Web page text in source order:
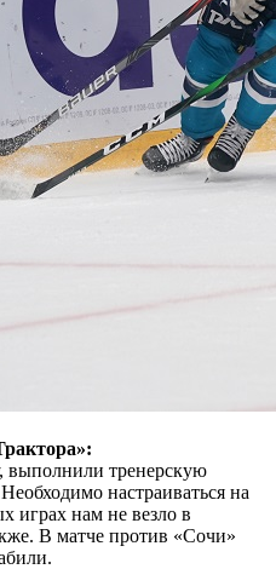
выполнили тренерскую
настраиваться на
играх нам не везло в
В матче против «Сочи»